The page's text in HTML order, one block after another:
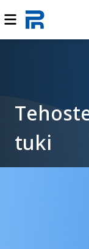
tuki